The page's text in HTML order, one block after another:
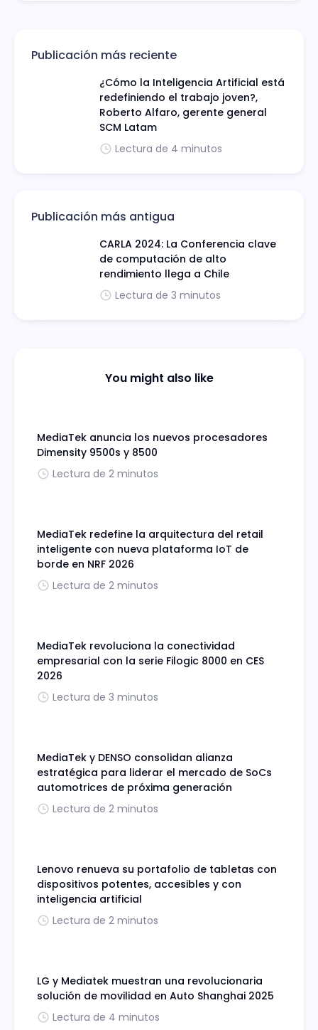
Publicación más reciente
¿Cómo la Inteligencia Artificial está
redefiniendo el trabajo joven?,
Roberto Alfaro, gerente general
SCM Latam
Lectura de 4 minutos
Publicación más antigua
CARLA 2024: La Conferencia clave
de computación de alto
rendimiento llega a Chile
Lectura de 3 minutos
You might also like
MediaTek anuncia los nuevos procesadores
Dimensity 9500s y 8500
Lectura de 2 minutos
MediaTek redefine la arquitectura del retail
inteligente con nueva plataforma IoT de
borde en NRF 2026
Lectura de 2 minutos
MediaTek revoluciona la conectividad
empresarial con la serie Filogic 8000 en CES
2026
Lectura de 3 minutos
MediaTek y DENSO consolidan alianza
estratégica para liderar el mercado de SoCs
automotrices de próxima generación
Lectura de 2 minutos
Lenovo renueva su portafolio de tabletas con
dispositivos potentes, accesibles y con
inteligencia artificial
Lectura de 2 minutos
LG y Mediatek muestran una revolucionaria
solución de movilidad en Auto Shanghai 2025
Lectura de 4 minutos